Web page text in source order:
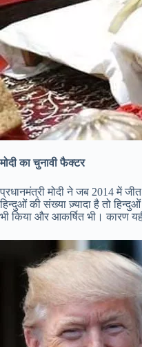
मोदी का चुनावी फैक्टर
प्रधानमंत्री मोदी ने जब 2014 में
हिन्दुओं की संख्या ज़्यादा है तो
भी किया और आकर्षित भी। कारण